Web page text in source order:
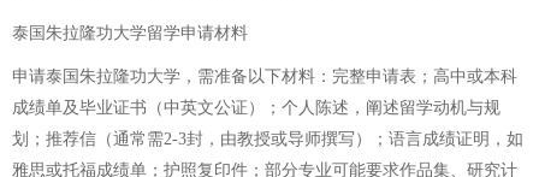
泰国朱拉隆功大学留学申请材料
申请泰国朱拉隆功大学，需准备以下材料：完整申请表；高中或本科
成绩单及毕业证书（中英文公证）；个人陈述，阐述留学动机与规
划；推荐信（通常需2-3封，由教授或导师撰写）；语言成绩证明，如
雅思或托福成绩单；护照复印件；部分专业可能要求作品集、研究计